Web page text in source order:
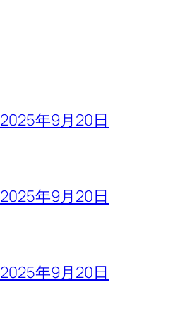
2025年9月20日
2025年9月20日
2025年9月20日